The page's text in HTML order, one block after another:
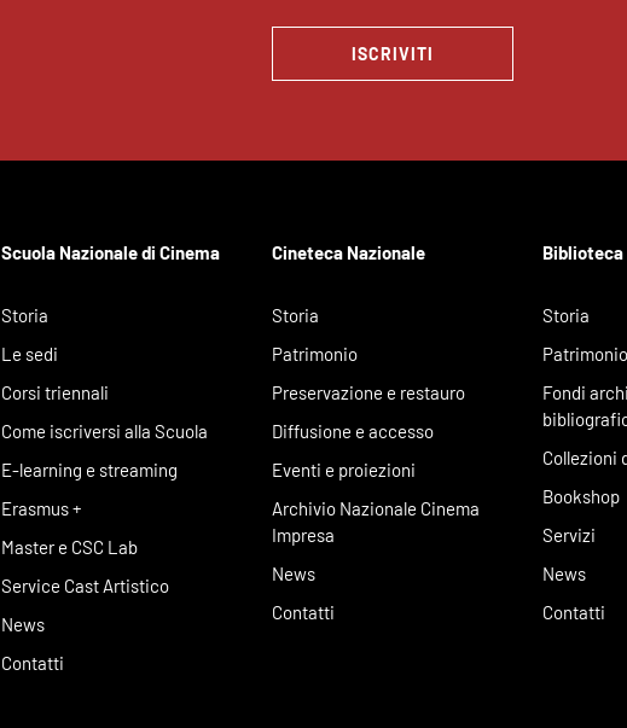
ISCRIVITI
Scuola Nazionale di Cinema
Storia
Le sedi
Corsi triennali
Come iscriversi alla Scuola
E-learning e streaming
Erasmus +
Master e CSC Lab
Service Cast Artistico
News
Contatti
Cineteca Nazionale
Storia
Patrimonio
Preservazione e restauro
Diffusione e accesso
Eventi e proiezioni
Archivio Nazionale Cinema
Impresa
News
Contatti
Biblioteca
Storia
Patrimonio
Fondi
Collezioni
Bookshop
Servizi
News
Contatti